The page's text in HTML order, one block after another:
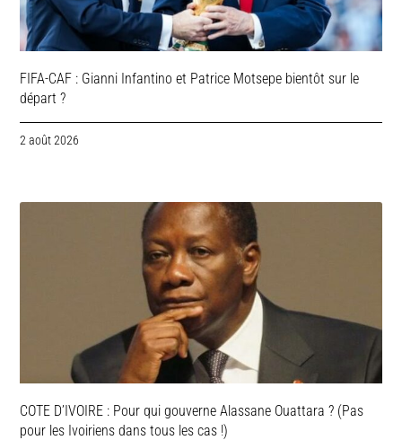
FIFA-CAF : Gianni Infantino et Patrice Motsepe bientôt sur le
départ ?
2 août 2026
COTE D’IVOIRE : Pour qui gouverne Alassane Ouattara ? (Pas
pour les Ivoiriens dans tous les cas !)